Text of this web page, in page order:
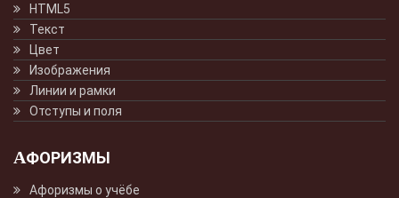
HTML5
Текст
Цвет
Изображения
Линии и рамки
Отступы и поля
АФОРИЗМЫ
Афоризмы о учёбе